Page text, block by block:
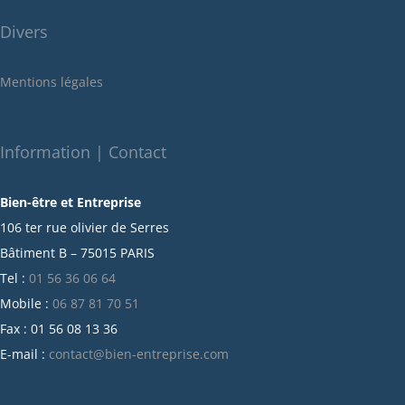
mai 2022
décembre 2021
octobre 2021
juillet 2021
juin 2021
mai 2021
avril 2021
mars 2021
février 2021
janvier 2021
Divers
Mentions légales
Information | Contact
Bien-être et Entreprise
106 ter rue olivier de Serres
Bâtiment B – 75015 PARIS
Tel : 01 56 36 06 64
Mobile : 06 87 81 70 51
Fax : 01 56 08 13 36
E-mail : contact@bien-entreprise.com